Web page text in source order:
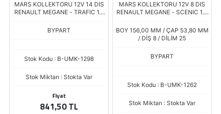
MARS KOLLEKTORU 12V 14 DIS
RENAULT MEGANE - TRAFIC 1.6
OPEL VIVARO 1.6 CDTI
BYPART
Stok Kodu : B-UMK-1298
Stok Miktarı : Stokta Var
Fiyat
841,50 TL
MARS KOLLEKTORU 12V 8 DIS
RENAULT MEGANE - SCENIC 1.4
BOY 156,00 MM / ÇAP 53,80 MM
/ DİŞ 8 / DİLİM 25
BYPART
Stok Kodu : B-UMK-1262
Stok Miktarı : Stokta Var